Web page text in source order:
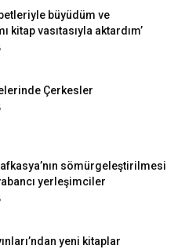
büyüdüm ve
kitap vasıtasıyla aktardım’
Çerkesler
sömürgeleştirilmesi
yerleşimciler
yeni kitaplar